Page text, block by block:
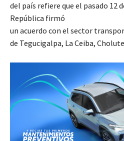
del país refiere que el pasado 12
República firmó
un acuerdo con el sector
de Tegucigalpa, La Ceiba,